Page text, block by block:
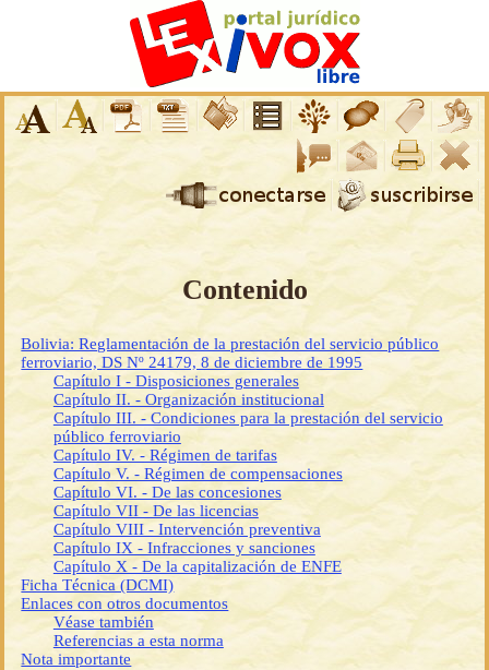
Contenido
Bolivia: Reglamentación de la prestación del servicio público
ferroviario, DS Nº 24179, 8 de diciembre de 1995
Capítulo I - Disposiciones generales
Capítulo II. - Organización institucional
Capítulo III. - Condiciones para la prestación del servicio
público ferroviario
Capítulo IV. - Régimen de tarifas
Capítulo V. - Régimen de compensaciones
Capítulo VI. - De las concesiones
Capítulo VII - De las licencias
Capítulo VIII - Intervención preventiva
Capítulo IX - Infracciones y sanciones
Capítulo X - De la capitalización de ENFE
Ficha Técnica (DCMI)
Enlaces con otros documentos
Véase también
Referencias a esta norma
Nota importante